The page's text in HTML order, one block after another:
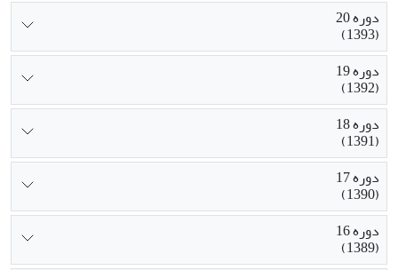
دوره 20
(1393)
دوره 19
(1392)
دوره 18
(1391)
دوره 17
(1390)
دوره 16
(1389)